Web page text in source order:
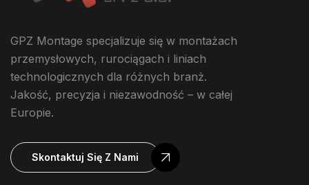
GPZ Montage specjalizuje się w montażach
przemysłowych, rurociągach i liniach
technologicznych dla różnych branż.
Jakość, precyzja i niezawodność – w całej
Europie.
Skontaktuj Się Z Nami